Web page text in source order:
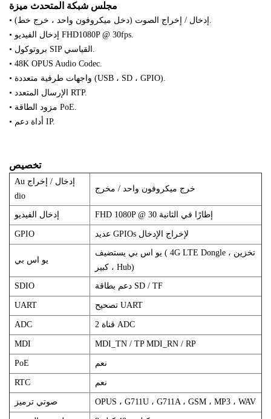
مجلس شبكة المتحدث ميزة
•
إدخال / إخراج الصوت (دخل ميكروفون واحد ، خرج خط).
•
إدخال الفيديو FHD1080P @ 30fps.
•
بروتوكول SIP القياسي.
• 48K OPUS Audio Codec.
•
واجهات طرفية متعددة (USB ، SD ، GPIO).
•
الإرسال المتعدد RTP.
•
مزود الطاقة PoE.
•
أداة دعم IP.
تخصيص
Au
dio
خرج ميكروفون واحد / مخرج
إدخال الفيديو FHD 1080P @ 30 إطارًا في الثانية
GPIO عديد GPIOs لإخراج الإدخال
يو اس بي
يو اس بي يستضيف (
كبير ، Hub)
SDIO دعم بطاقة SD / TF
UART تصحيح UART
ADC 2 قناة ADC
MDI MDI_TN / TP MDI_RN / RP
PoE نعم
RTC نعم
صوتي ترميز OPUS ، G711U ، G711A ، GSM ، MP3 ، WAV